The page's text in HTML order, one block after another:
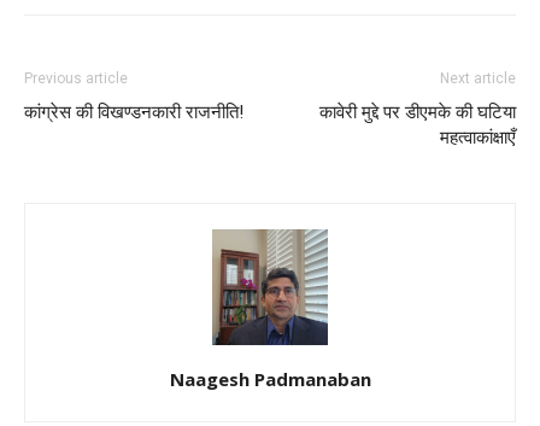
Previous article
कांग्रेस की विखण्डनकारी राजनीति!
Next article
कावेरी मुद्दे पर डीएमके की घटिया
महत्वाकांक्षाएँ
Naagesh Padmanaban